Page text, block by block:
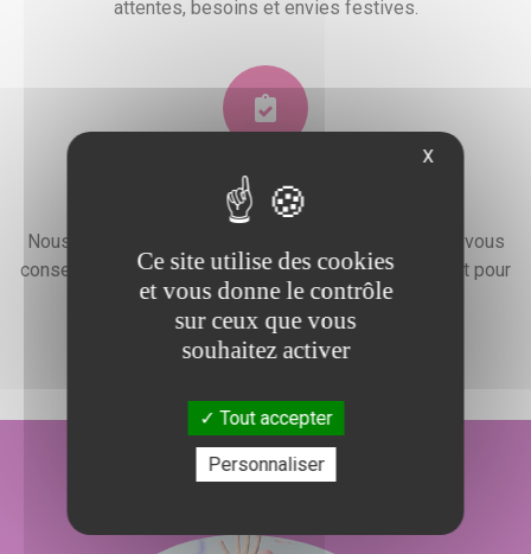
attentes, besoins et envies festives.
Devis gratuit
Nous faisons preuve d'une grande disponibilité pour vous
conseiller, vous renseigner et élaborer un devis gratuit pour
l'organisation de votre événement.
X
Ce site utilise des cookies
et vous donne le contrôle
sur ceux que vous
souhaitez activer
Tout accepter
Personnaliser